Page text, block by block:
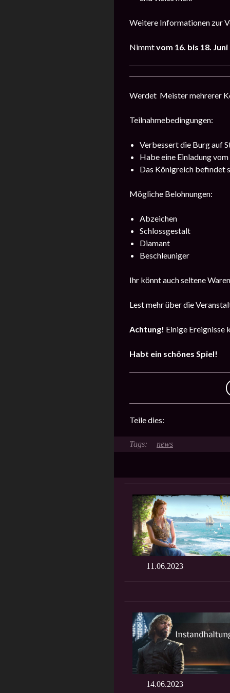
Weitere Informationen zur
Nimmtvom 16. bis 18.
Werdet Meister mehrerer
Teilnahmebedingungen:
Verbessert die Burg auf
Habe eine Einladung
Das Königreich befindet
Mögliche Belohnungen:
Abzeichen
Schlossgestalt
Diamant
Beschleuniger
Ihr könnt auch seltene
Lest mehr über die
Achtung! Einige Ereignisse
Habt ein schönes Spiel!
Teile dies:
news
11.06.2023
14.06.2023